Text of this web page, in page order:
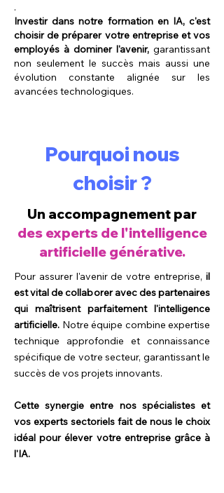
.
Investir dans notre formation en IA, c'est
choisir de préparer votre entreprise et vos
employés à dominer l'avenir, garantissant
non seulement le succès mais aussi une
évolution constante alignée sur les
avancées technologiques.
Pourquoi nous
choisir ?
Un accompagnement par
des experts de l'intelligence
artificielle générative.
Pour assurer l'avenir de votre entreprise, il
est vital de collaborer avec des partenaires
qui maîtrisent parfaitement l'intelligence
artificielle. Notre équipe combine expertise
technique approfondie et connaissance
spécifique de votre secteur, garantissant le
succès de vos projets innovants.
Cette synergie entre nos spécialistes et
vos experts sectoriels fait de nous le choix
idéal pour élever votre entreprise grâce à
l'IA.